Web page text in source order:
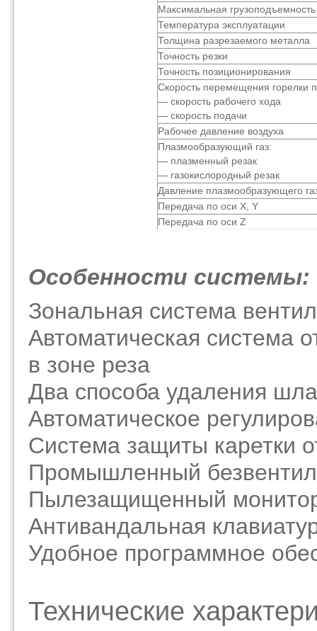
Максимальная
Температура эксплуатации
Толщина разрезаемого металла
Точность резки
Точность позиционирования
Скорость перемещения горелки
— скорость рабочего хода
— скорость подачи
Рабочее давление воздуха
Плазмообразующий газ:
— плазменный резак
— газокислородный резак
Давление плазмообразующего
Передача по оси Х, Y
Передача по оси Z
Особенности системы:
Зональная система
Автоматическая система
в зоне реза
Два способа удаления
Автоматическое
Система защиты каретки
Промышленный
Пылезащищенный
Антивандальная
Удобное программное
Технические